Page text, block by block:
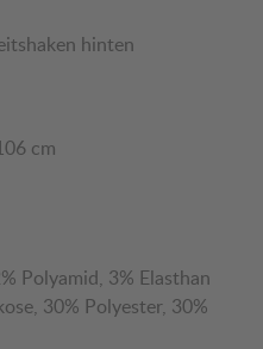
hinten
cm
Polyamid, 3% Elasthan
, 30% Polyester, 30%